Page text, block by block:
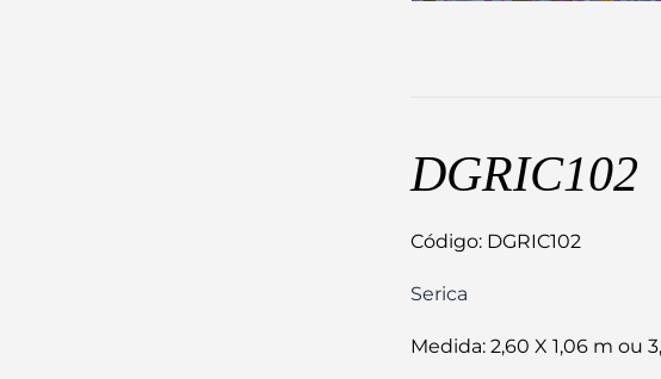
DGRIC102
Código: DGRIC102
Serica
Medida: 2,60 X 1,06 m ou